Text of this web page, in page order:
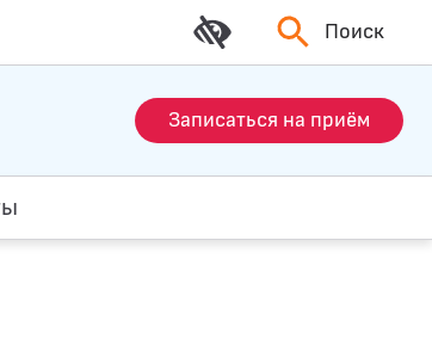
Поиск
Записаться на приём